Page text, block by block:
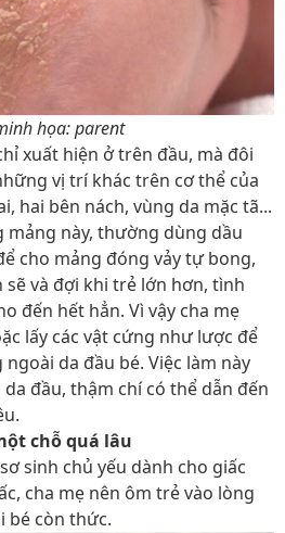
họa: parent
xuất hiện ở trên đầu, mà đôi
vị trí khác trên cơ thể của
hai bên nách, vùng da mặc tã...
mảng này, thường dùng dầu
cho mảng đóng vảy tự bong,
sẽ và đợi khi trẻ lớn hơn, tình
đến hết hẳn. Vì vậy cha mẹ
lấy các vật cứng như lược để
da đầu bé. Việc làm này
đầu, thậm chí có thể dẫn đến
chỗ quá lâu
sinh chủ yếu dành cho giấc
cha mẹ nên ôm trẻ vào lòng
bé còn thức.